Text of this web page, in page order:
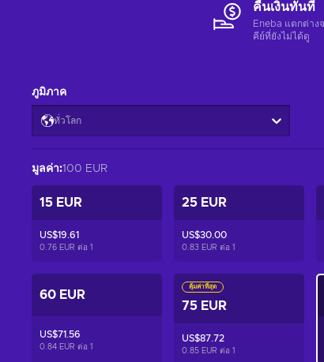
คืนเงินทันที
Eneba แตกต่าง
คีย์ที่ยังไม่ได้ดู
ภูมิภาค
ทั่วโลก
มูลค่า:100 EUR
15 EUR
US$19.61
0.76 EUR ต่อ 1
25 EUR
US$30.00
0.83 EUR ต่อ 1
60 EUR
US$71.56
0.84 EUR ต่อ 1
คุ้มค่าที่สุด
75 EUR
US$87.72
0.85 EUR ต่อ 1